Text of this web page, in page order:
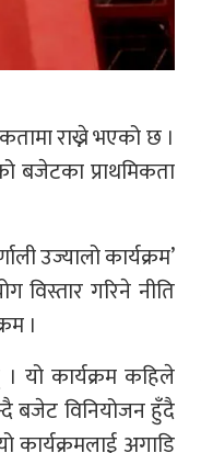
राख्ने भएको छ ।
बजेटका प्राथमिकता
उज्यालो कार्यक्रम’
विस्तार गरिने नीति
।
यो कार्यक्रम कहिले
बजेट विनियोजन हुँदै